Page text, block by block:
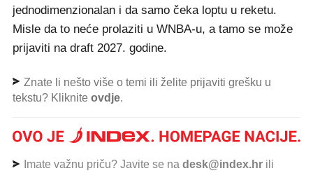
jednodimenzionalan i da samo čeka loptu u reketu.
Misle da to neće prolaziti u WNBA-u, a tamo se može
prijaviti na draft 2027. godine.
Znate li nešto više o temi ili želite prijaviti grešku u
tekstu? Kliknite ovdje.
Imate važnu priču? Javite se na desk@index.hr ili